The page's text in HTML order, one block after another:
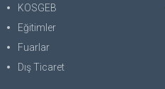
KOSGEB
Eğitimler
Fuarlar
Dış Ticaret